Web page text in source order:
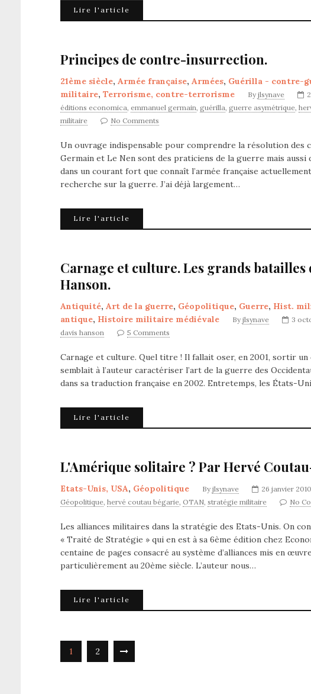
Lire l'article
Principes de contre-insurrection.
21ème siècle, Armée française, Armées, Guérilla - contre-
militaire, Terrorisme, contre-terrorisme By jlsynave
éditions economica, emmanuel germain, guérilla, guerre asymétrique,
militaire
No Comments
Un ouvrage indispensable pour comprendre la résolution des
Germain et Le Nen sont des praticiens de la guerre mais
dans un courant fort que connaît l’armée française
recherche sur la guerre. J’ai déjà largement…
Lire l'article
Carnage et culture. Les grands
Hanson.
Antiquité, Art de la guerre, Géopolitique, Guerre, Hist.
antique, Histoire militaire médiévale By jlsynave 3
davis hanson
5 Comments
Carnage et culture. Quel titre ! Il fallait oser, en 2001, sortir
semblait à l’auteur caractériser l’art de la guerre des
dans sa traduction française en 2002. Entretemps, les États-
Lire l'article
L'Amérique solitaire ? Par Hervé
Etats-Unis, USA, Géopolitique By jlsynave 26 janvier 2010
Géopolitique, hervé coutau bégarie, OTAN, stratégie militaire No
Les alliances militaires dans la stratégie des Etats-Unis. On
« Traité de Stratégie » qui en est à sa 6ème édition chez
centaine de pages consacré au système d’alliances mis en
particulièrement au 20ème siècle. L’auteur nous…
Lire l'article
1 2